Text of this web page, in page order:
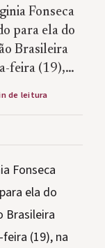
Fonseca
para ela do
Brasileira
feira (19),…
de leitura
Fonseca
ela do
Brasileira
(19), na